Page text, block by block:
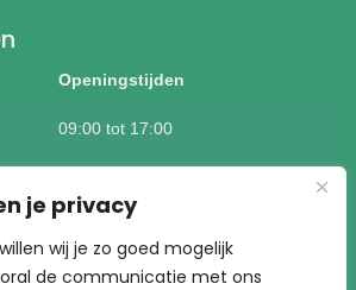
je privacy
wij je zo goed mogelijk
de communicatie met ons
Openingstijden
09:00 tot 17:00
09:00 tot 17:00